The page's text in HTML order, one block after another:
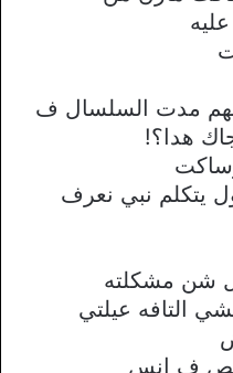
مدت السلسال ف
هدا؟!
يتكلم نبي نعرف
شن مشكلته
التافه عيلتي
ف انس